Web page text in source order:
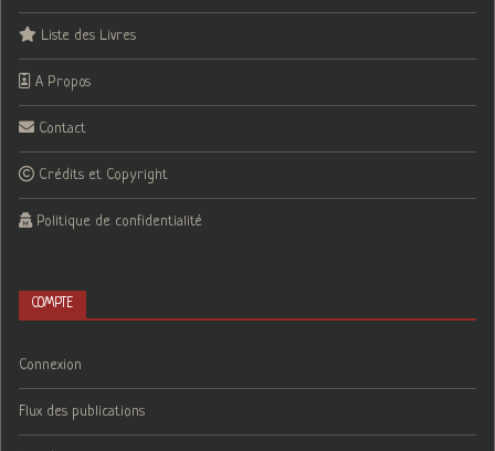
Liste des Livres
A Propos
Contact
Crédits et Copyright
Politique de confidentialité
COMPTE
Connexion
Flux des publications